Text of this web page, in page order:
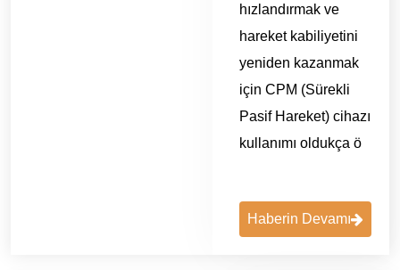
hızlandırmak ve
hareket kabiliyetini
yeniden kazanmak
için CPM (Sürekli
Pasif Hareket) cihazı
kullanımı oldukça ö
Haberin Devamı